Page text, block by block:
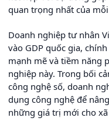
quan trọng nhất của
Doanh nghiệp tư nhân
vào GDP quốc gia,
mạnh mẽ và tiềm năng
nghiệp này. Trong bối
công nghệ số, doanh
dụng công nghệ để
những giá trị mới cho